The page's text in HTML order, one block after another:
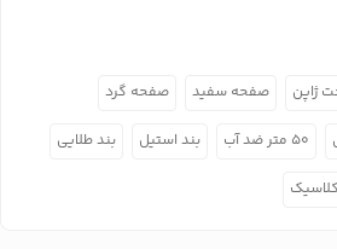
ژاپن صفحه سفید صفحه گرد
۵۰ متر ضد آب بند استیل بند طلایی
کلاسیک